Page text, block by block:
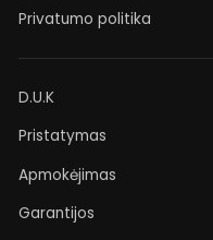
Privatumo politika
D.U.K
Pristatymas
Apmokėjimas
Garantijos